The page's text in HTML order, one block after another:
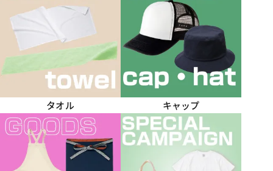
タオル キャップ